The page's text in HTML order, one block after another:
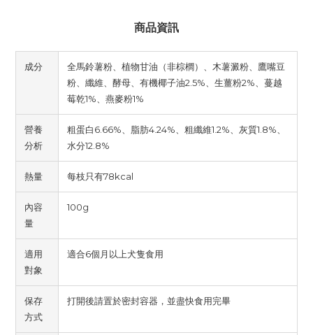
商品資訊
成分
全馬鈴薯粉、植物甘油（非棕櫚）、木薯澱粉、鷹嘴豆
粉、纖維、酵母、有機椰子油2.5%、生薑粉2%、蔓越
莓乾1%、燕麥粉1%
營養
分析
粗蛋白6.66%、脂肪4.24%、粗纖維1.2%、灰質1.8%、
水分12.8%
熱量 每枝只有78kcal
內容
量
100g
適用
對象
適合6個月以上犬隻食用
保存
方式
打開後請置於密封容器，並盡快食用完畢